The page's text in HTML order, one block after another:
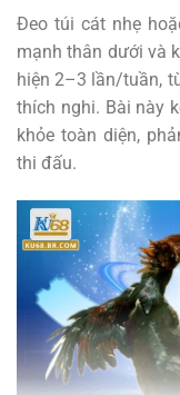
Đeo túi cát nhẹ
mạnh thân dưới và
hiện 2–3 lần/tuần,
thích nghi. Bài này
khỏe toàn diện,
thi đấu.